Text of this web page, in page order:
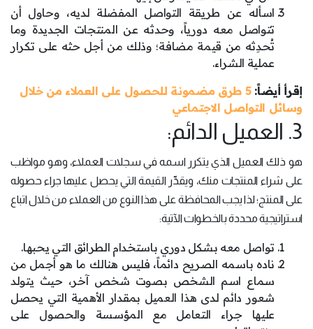
اسأله عن طريقة التواصل المفضلة لديه، وحاول أن
تتواصل معه دورياً، وحدثه عن المنتجات الجديدة وما
تُحدِثه من قيمة مضافة؛ وذلك من أجل حثه على تكرار
عملية الشراء.
إقرأ أيضاً:
5 طرق مضمونة للحصول على العملاء من خلال
وسائل التواصل الاجتماعي
3. العميل الدائم:
هو ذلك العميل الذي يتكرر اسمه في سجلات العملاء، وهو مواظب
على شراء المنتجات منك، ويقدِّر القيمة التي يحصل عليها جراء حصوله
على المنتج؛ لذا يجب المحافظة على هذا النوع من العملاء من خلال اتباع
استراتيجية محددة بالخطوات الآتية:
تواصل معه بشكل دوري باستخدام الطرائق التي يحبها.
ناده باسمه الصريح دائماً، فليس هنالك ما هو أجمل من
سماع اسم الشخص بصوت شخص آخر، حيث يتولد
شعور دائم لدى هذا العميل بمقدار الأهمية التي يحصل
عليها جراء التعامل مع المؤسسة والحصول على